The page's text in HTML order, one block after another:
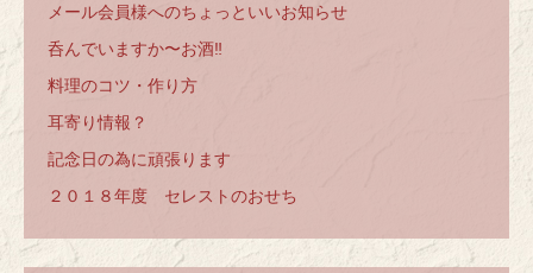
メール会員様へのちょっといいお知らせ
呑んでいますか〜お酒‼️
料理のコツ・作り方
耳寄り情報？
記念日の為に頑張ります
２０１８年度 セレストのおせち